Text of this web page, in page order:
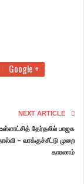
Google +
NEXT ARTICLE
தேர்தலில் பாஜக
– வாக்குச்சீட்டு முறை
காரணம்